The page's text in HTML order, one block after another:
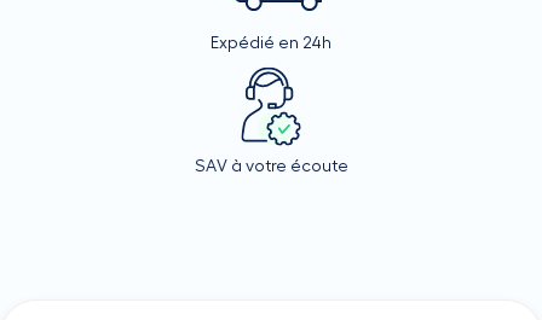
Expédié en 24h
SAV à votre écoute